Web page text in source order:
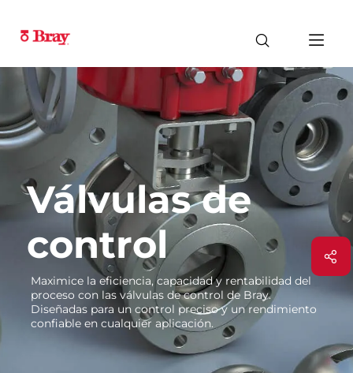
Válvulas de
control
Maximice la eficiencia, capacidad y rentabilidad del
proceso con las válvulas de control de Bray.
Diseñadas para un control preciso y un rendimiento
confiable en cualquier aplicación.